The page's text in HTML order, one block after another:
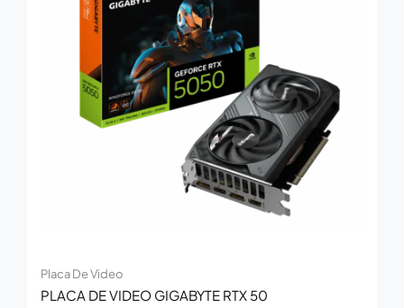
Placa De Video
PLACA DE VIDEO GIGABYTE RTX 50